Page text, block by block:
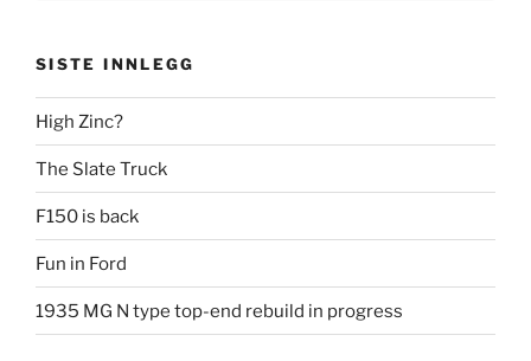
SISTE INNLEGG
High Zinc?
The Slate Truck
F150 is back
Fun in Ford
1935 MG N type top-end rebuild in progress